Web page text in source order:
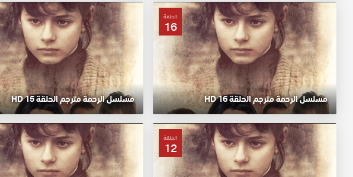
الحلقة
16
مسلسل الرحمة مترجم الحلقة 16 HD مسلسل الرحمة مترجم الحلقة 15 HD
الحلقة
12